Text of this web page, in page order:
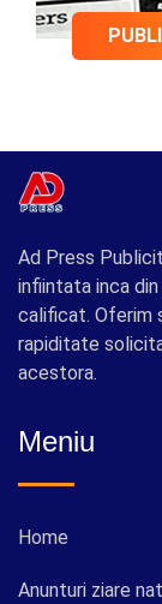
Ad Press
infiintata inca
calificat. Oferim
rapiditate
acestora.
Meniu
Home
Anunturi ziare